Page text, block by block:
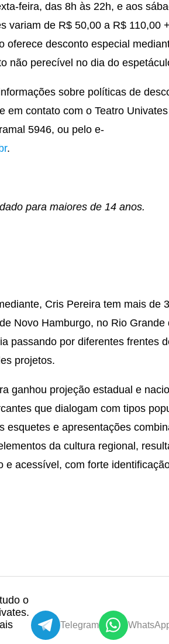
feira, das 8h às 22h, e aos
variam de R$ 50,00 a R$ 110,00
oferece desconto especial
não perecível no dia do
sobre políticas de
em contato com o Teatro
5946, ou pelo e-
.
para maiores de 14 anos.
Cris Pereira tem mais de
Novo Hamburgo, no Rio Grande
passando por diferentes frentes
projetos.
ganhou projeção estadual e
que dialogam com tipos
esquetes e apresentações
da cultura regional,
e acessível, com forte
o
Telegram